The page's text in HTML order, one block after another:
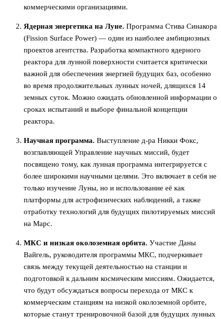
коммерческими организациями.
Ядерная энергетика на Луне. Программа Стива Синакора
(Fission Surface Power) — один из наиболее амбициозных
проектов агентства. Разработка компактного ядерного
реактора для лунной поверхности считается критически
важной для обеспечения энергией будущих баз, особенно
во время продолжительных лунных ночей, длящихся 14
земных суток. Можно ожидать обновленной информации о
сроках испытаний и выборе финальной концепции
реактора.
Научная программа. Выступление д-ра Никки Фокс,
возглавляющей Управление научных миссий, будет
посвящено тому, как лунная программа интегрируется с
более широкими научными целями. Это включает в себя не
только изучение Луны, но и использование её как
платформы для астрофизических наблюдений, а также
отработку технологий для будущих пилотируемых миссий
на Марс.
МКС и низкая околоземная орбита. Участие Даны
Вайгель, руководителя программы МКС, подчеркивает
связь между текущей деятельностью на станции и
подготовкой к дальним космическим миссиям. Ожидается,
что будут обсуждаться вопросы перехода от МКС к
коммерческим станциям на низкой околоземной орбите,
которые станут тренировочной базой для будущих лунных